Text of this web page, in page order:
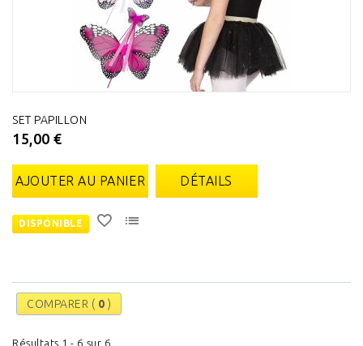
SET PAPILLON
15,00 €
AJOUTER AU PANIER DÉTAILS
DISPONIBLE
COMPARER ( 0 )
Résultats 1 - 6 sur 6.